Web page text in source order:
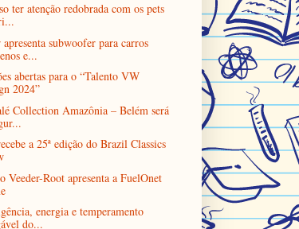
ter atenção redobrada com os pets
apresenta subwoofer para carros
e...
abertas para o “Talento VW
2024”
Collection Amazônia – Belém será
a 25ª edição do Brazil Classics
Veeder-Root apresenta a FuelOnet
energia e temperamento
do...